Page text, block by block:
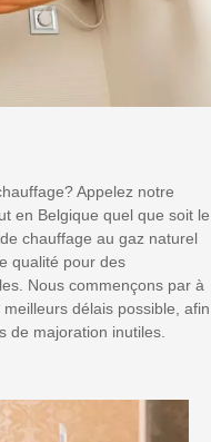
Appelez notre
en Belgique quel que soit le
chauffage au gaz naturel
qualité pour des
Nous commençons par à
délais possible, afin
de majoration inutiles.